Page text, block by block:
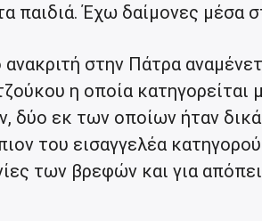
παιδιά. Έχω δαίμονες μέσα
στην Πάτρα
η οποία κατηγορείται
δύο εκ των οποίων ήταν δικά
του εισαγγελέα
των βρεφών και για